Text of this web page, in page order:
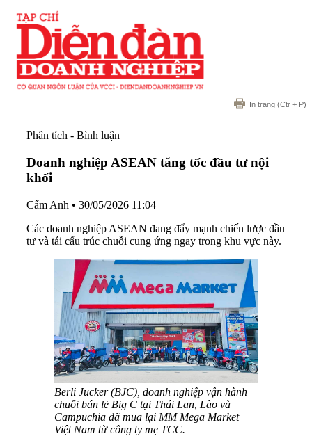
In trang (Ctr + P)
Phân tích - Bình luận
Doanh nghiệp ASEAN tăng tốc đầu tư nội
khối
Cẩm Anh • 30/05/2026 11:04
Các doanh nghiệp ASEAN đang đẩy mạnh chiến lược đầu
tư và tái cấu trúc chuỗi cung ứng ngay trong khu vực này.
Berli Jucker (BJC), doanh nghiệp vận hành
chuỗi bán lẻ Big C tại Thái Lan, Lào và
Campuchia đã mua lại MM Mega Market
Việt Nam từ công ty mẹ TCC.